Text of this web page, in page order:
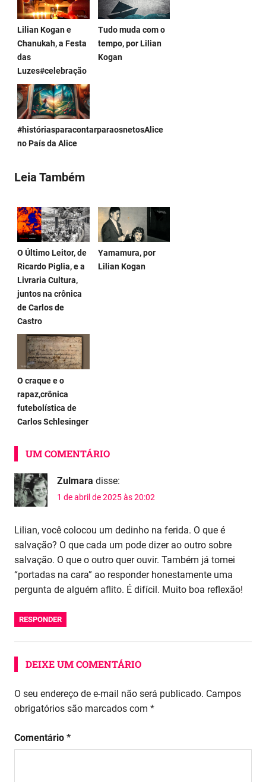
Lilian Kogan e
Chanukah, a Festa
das
Luzes#celebração
Tudo muda com o
tempo, por Lilian
Kogan
#históriasparacontarparaosnetosAlice
no País da Alice
Leia Também
O Último Leitor, de
Ricardo Piglia, e a
Livraria Cultura,
juntos na crônica
de Carlos de
Castro
­Yamamura, por
Lilian Kogan
O craque e o
rapaz,crônica
futebolística de
Carlos Schlesinger
UM COMENTÁRIO
Zulmara disse:
1 de abril de 2025 às 20:02
Lilian, você colocou um dedinho na ferida. O que é
salvação? O que cada um pode dizer ao outro sobre
salvação. O que o outro quer ouvir. Também já tomei
“portadas na cara” ao responder honestamente uma
pergunta de alguém aflito. É difícil. Muito boa reflexão!
RESPONDER
DEIXE UM COMENTÁRIO
O seu endereço de e-mail não será publicado. Campos
obrigatórios são marcados com *
Comentário *